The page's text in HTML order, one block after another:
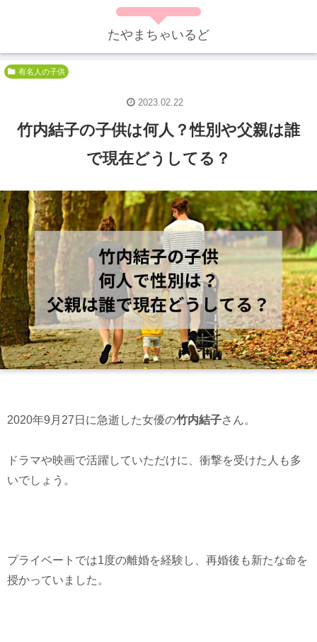
たやまちゃいるど
有名人の子供
竹内結子の子供は何人？性別や父親は誰
で現在どうしてる？
2023.02.22
2020年9月27日に急逝した女優の竹内結子さん。
ドラマや映画で活躍していただけに、衝撃を受けた人も多
いでしょう。
プライベートでは1度の離婚を経験し、再婚後も新たな命を
授かっていました。